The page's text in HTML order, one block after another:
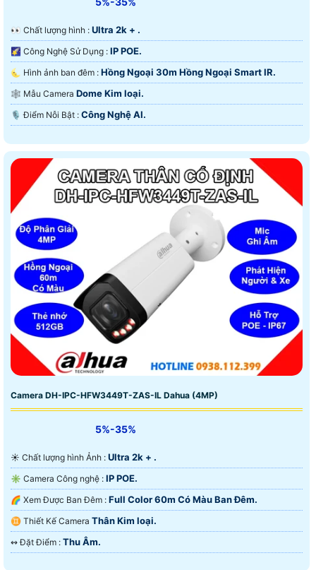
️👀 Chất lượng hình : Ultra 2k + .
🌠 Công Nghệ Sử Dụng : IP POE.
🌜 Hình ảnh ban đêm : Hồng Ngoại 30m Hồng Ngoại Smart IR.
🕸️ Mẫu Camera Dome Kim loại.
️🎙 Điểm Nỗi Bật : Công Nghệ AI.
Camera DH-IPC-HFW3449T-ZAS-IL Dahua (4MP)
5%-35%
☀️ Chất lượng hình Ảnh : Ultra 2k + .
✳️ Camera Công nghệ : IP POE.
🌈 Xem Được Ban Đêm : Full Color 60m Có Màu Ban Ðêm.
♊ Thiết Kế Camera Thân Kim loại.
️↭ Đặt Điểm : Thu Âm.